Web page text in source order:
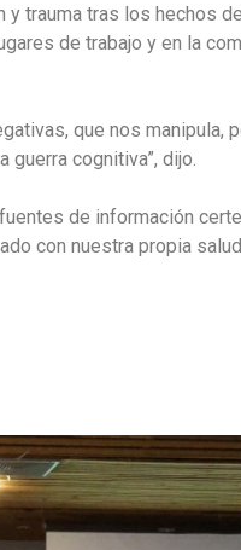
trauma tras los hechos
de trabajo y en la
que nos manipula,
cognitiva”, dijo.
de información
con nuestra propia